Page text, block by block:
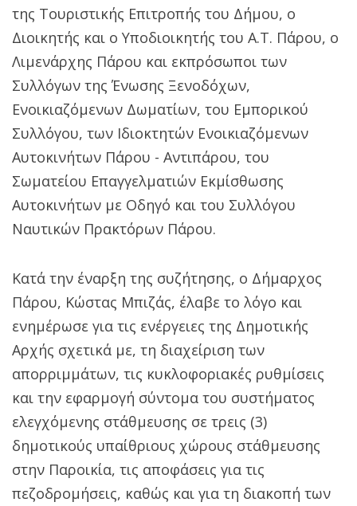
της Τουριστικής Επιτροπής του Δήμου, ο
Διοικητής και ο Υποδιοικητής του Α.Τ. Πάρου, ο
Λιμενάρχης Πάρου και εκπρόσωποι των
Συλλόγων της Ένωσης Ξενοδόχων,
Ενοικιαζόμενων Δωματίων, του Εμπορικού
Συλλόγου, των Ιδιοκτητών Ενοικιαζόμενων
Αυτοκινήτων Πάρου - Αντιπάρου, του
Σωματείου Επαγγελματιών Εκμίσθωσης
Αυτοκινήτων με Οδηγό και του Συλλόγου
Ναυτικών Πρακτόρων Πάρου.
Κατά την έναρξη της συζήτησης, ο Δήμαρχος
Πάρου, Κώστας Μπιζάς, έλαβε το λόγο και
ενημέρωσε για τις ενέργειες της Δημοτικής
Αρχής σχετικά με, τη διαχείριση των
απορριμμάτων, τις κυκλοφοριακές ρυθμίσεις
και την εφαρμογή σύντομα του συστήματος
ελεγχόμενης στάθμευσης σε τρεις (3)
δημοτικούς υπαίθριους χώρους στάθμευσης
στην Παροικία, τις αποφάσεις για τις
πεζοδρομήσεις, καθώς και για τη διακοπή των